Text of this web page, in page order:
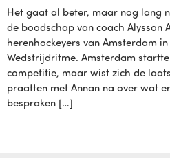
Het gaat al beter, maar nog lang
de boodschap van coach Alysson
herenhockeyers van Amsterdam
Wedstrijdritme. Amsterdam
competitie, maar wist zich de
praatten met Annan na over wat
bespraken […]